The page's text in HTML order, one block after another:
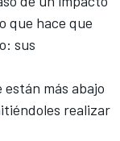
que hace que
sus
más abajo
realizar